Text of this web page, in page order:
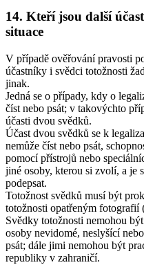
14. Kteří jsou další
situace
V případě ověřování pravosti
účastníky i svědci totožnosti
jinak.
Jedná se o případy, kdy o
číst nebo psát; v takovýchto
účasti dvou svědků.
Účast dvou svědků se k
nemůže číst nebo psát,
pomocí přístrojů nebo
jiné osoby, kterou si zvolí, a je
podepsat.
Totožnost svědků musí být
totožnosti opatřeným fotografií
Svědky totožnosti nemohou
osoby nevidomé, neslyšící
psát; dále jimi nemohou být
republiky v zahraničí.